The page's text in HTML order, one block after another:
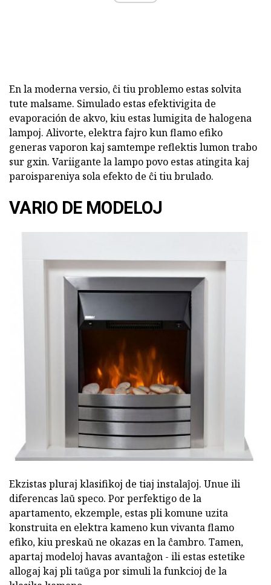
En la moderna versio, ĉi tiu problemo estas solvita
tute malsame. Simulado estas efektivigita de
evaporación de akvo, kiu estas lumigita de halogena
lampoj. Alivorte, elektra fajro kun flamo efiko
generas vaporon kaj samtempe reflektis lumon trabo
sur gxin. Variigante la lampo povo estas atingita kaj
paroispareniya sola efekto de ĉi tiu brulado.
VARIO DE MODELOJ
Ekzistas pluraj klasifikoj de tiaj instalaĵoj. Unue ili
diferencas laŭ speco. Por perfektigo de la
apartamento, ekzemple, estas pli komune uzita
konstruita en elektra kameno kun vivanta flamo
efiko, kiu preskaŭ ne okazas en la ĉambro. Tamen,
apartaj modeloj havas avantaĝon - ili estas estetike
allogaj kaj pli taŭga por simuli la funkcioj de la